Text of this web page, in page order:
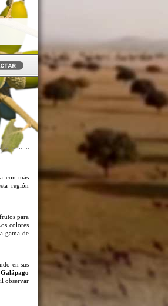
con más
región
para
colores
gama de
en sus
Galápago
observar